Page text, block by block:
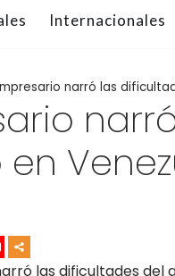
Internacionales
narró las